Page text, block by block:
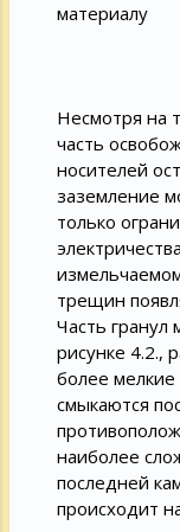
материалу
Несмотря на
часть
носителей
заземление
только
трещин
Часть гранул
рисунке 4.2.,
более
смыкаются
наиболее
последней
происходит